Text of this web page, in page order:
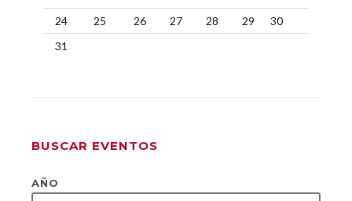
24
25 26 27 28 29
30
31
BUSCAR EVENTOS
AÑO